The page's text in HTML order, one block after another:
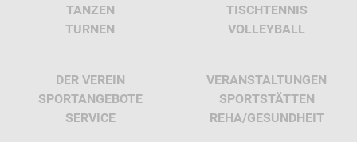
TANZEN
TISCHTENNIS
TURNEN
VOLLEYBALL
DER VEREIN
VERANSTALTUNGEN
SPORTANGEBOTE
SPORTSTÄTTEN
SERVICE
REHA/GESUNDHEIT